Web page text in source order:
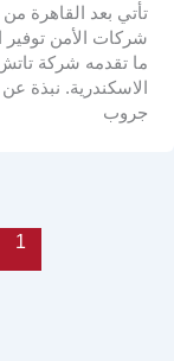
تأتي بعد القاهرة
شركات الأمن توفير
ما تقدمه شركة
الاسكندرية.
جروب
1